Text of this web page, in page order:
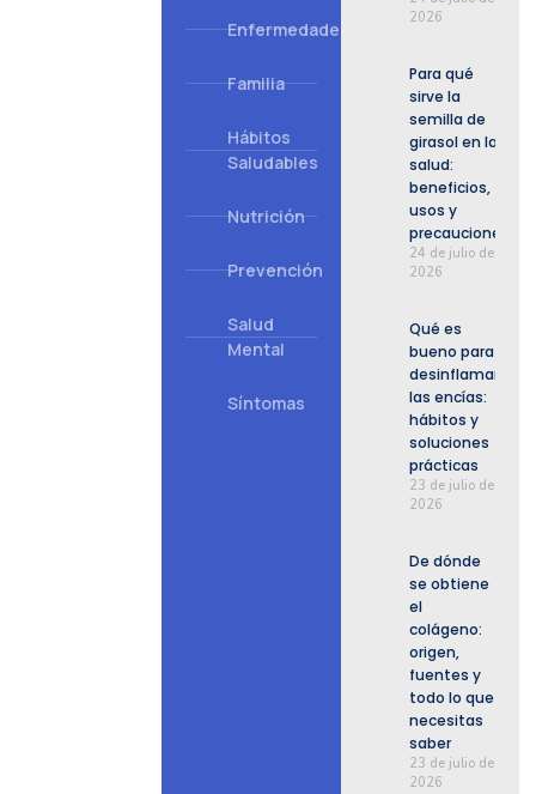
Enfermedades
Familia
Hábitos
Saludables
Nutrición
Prevención
Salud
Mental
Síntomas
2026
Para qué
sirve la
semilla de
girasol en la
salud:
beneficios,
usos y
precauciones
24 de julio de
2026
Qué es
bueno para
desinflamar
las encías:
hábitos y
soluciones
prácticas
23 de julio de
2026
De dónde
se obtiene
el
colágeno:
origen,
fuentes y
todo lo que
necesitas
saber
23 de julio de
2026